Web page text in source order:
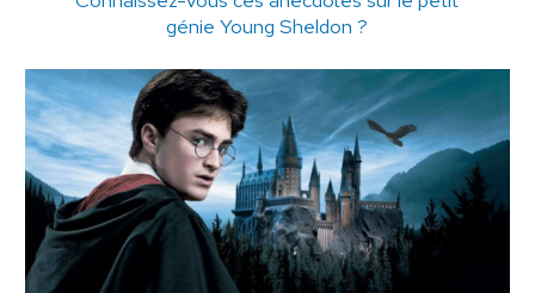
génie Young Sheldon ?